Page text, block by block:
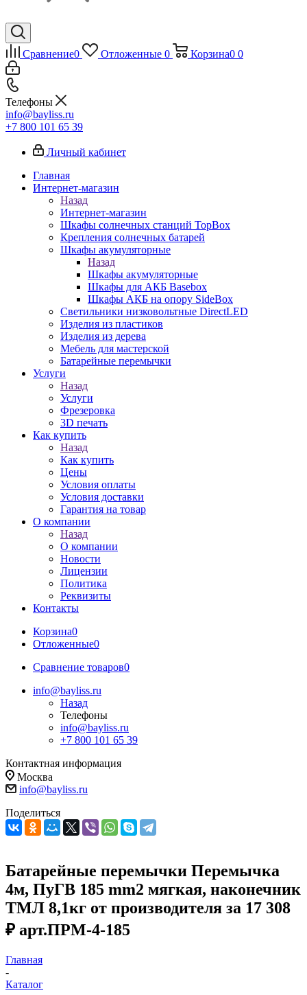
Сравнение0 Отложенные 0 Корзина0 0
Телефоны
info@bayliss.ru
+7 800 101 65 39
Личный кабинет
Главная
Интернет-магазин
Назад
Интернет-магазин
Шкафы солнечных станций TopBox
Крепления солнечных батарей
Шкафы акумуляторные
Назад
Шкафы акумуляторные
Шкафы для АКБ Basebox
Шкафы АКБ на опору SideBox
Светильники низковольтные DirectLED
Изделия из пластиков
Изделия из дерева
Мебель для мастерской
Батарейные перемычки
Услуги
Назад
Услуги
Фрезеровка
3D печать
Как купить
Назад
Как купить
Цены
Условия оплаты
Условия доставки
Гарантия на товар
О компании
Назад
О компании
Новости
Лицензии
Политика
Реквизиты
Контакты
Корзина0
Отложенные0
Сравнение товаров0
info@bayliss.ru
Назад
Телефоны
info@bayliss.ru
+7 800 101 65 39
Контактная информация
Москва
info@bayliss.ru
Поделиться
Батарейные перемычки Перемычка
4м, ПуГВ 185 mm2 мягкая, наконечник
ТМЛ 8,1кг от производителя за 17 308
₽ арт.ПРМ-4-185
Главная
-
Каталог